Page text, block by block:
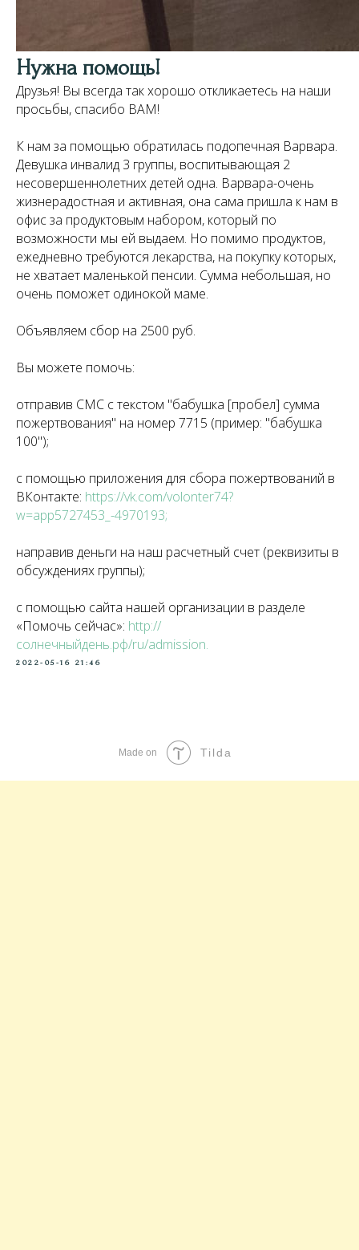
Нужна помощь!
Друзья! Вы всегда так хорошо откликаетесь на наши
просьбы, спасибо ВАМ!
К нам за помощью обратилась подопечная Варвара.
Девушка инвалид 3 группы, воспитывающая 2
несовершеннолетних детей одна. Варвара-очень
жизнерадостная и активная, она сама пришла к нам в
офис за продуктовым набором, который по
возможности мы ей выдаем. Но помимо продуктов,
ежедневно требуются лекарства, на покупку которых,
не хватает маленькой пенсии. Сумма небольшая, но
очень поможет одинокой маме.
Объявляем сбор на 2500 руб.
Вы можете помочь:
отправив СМС с текстом "бабушка [пробел] сумма
пожертвования" на номер 7715 (пример: "бабушка
100");
с помощью приложения для сбора пожертвований в
ВКонтакте: https://vk.com/volonter74?
w=app5727453_-4970193;
направив деньги на наш расчетный счет (реквизиты в
обсуждениях группы);
с помощью сайта нашей организации в разделе
«Помочь сейчас»: http://
солнечныйдень.рф/ru/admission.
2022-05-16 21:46
Made on Tilda